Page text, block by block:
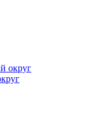
округ